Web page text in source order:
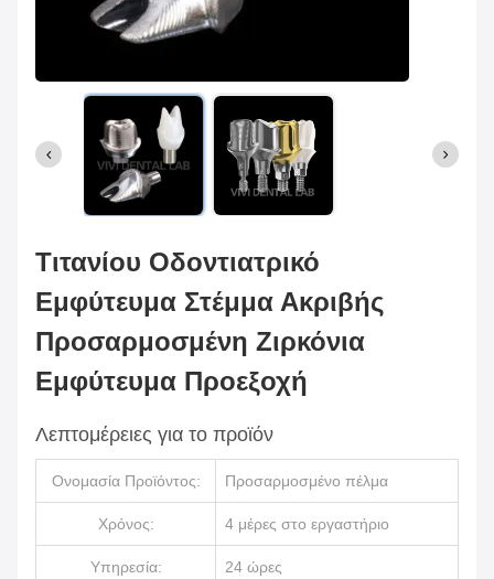
Τιτανίου Οδοντιατρικό
Εμφύτευμα Στέμμα Ακριβής
Προσαρμοσμένη Ζιρκόνια
Εμφύτευμα Προεξοχή
Λεπτομέρειες για το προϊόν
Ονομασία Προϊόντος: Προσαρμοσμένο πέλμα
Χρόνος: 4 μέρες στο εργαστήριο
Υπηρεσία: 24 ώρες